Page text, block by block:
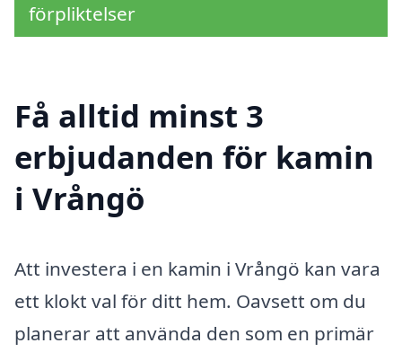
förpliktelser
Få alltid minst 3
erbjudanden för kamin
i Vrångö
Att investera i en kamin i Vrångö kan vara
ett klokt val för ditt hem. Oavsett om du
planerar att använda den som en primär